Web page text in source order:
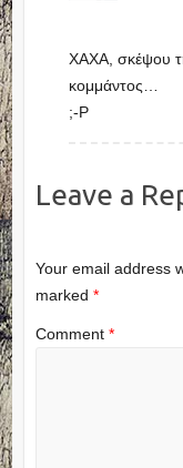
XAXA, σκέψου
κομμάντος…
;-Ρ
Leave a
Your email address
marked *
Comment *